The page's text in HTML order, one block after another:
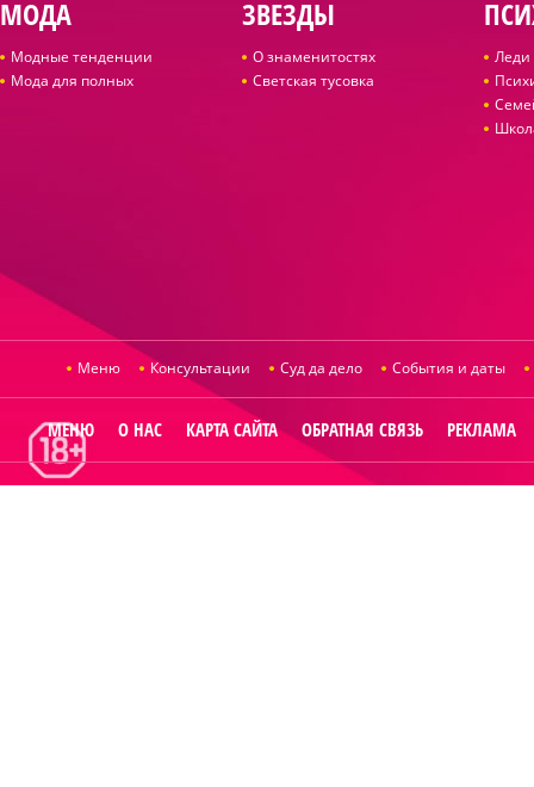
МОДА
Модные тенденции
Мода для полных
ЗВЕЗДЫ
О знаменитостях
Светская тусовка
Леди
Меню Консультации Суд да дело События и даты
МЕНЮ О НАС КАРТА САЙТА ОБРАТНАЯ СВЯЗЬ РЕКЛАМА